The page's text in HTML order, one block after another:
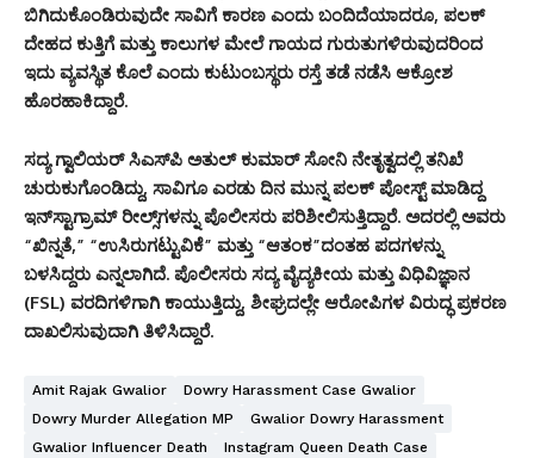
ಬಿಗಿದುಕೊಂಡಿರುವುದೇ ಸಾವಿಗೆ ಕಾರಣ ಎಂದು ಬಂದಿದೆಯಾದರೂ, ಪಲಕ್
ದೇಹದ ಕುತ್ತಿಗೆ ಮತ್ತು ಕಾಲುಗಳ ಮೇಲೆ ಗಾಯದ ಗುರುತುಗಳಿರುವುದರಿಂದ
ಇದು ವ್ಯವಸ್ಥಿತ ಕೊಲೆ ಎಂದು ಕುಟುಂಬಸ್ಥರು ರಸ್ತೆ ತಡೆ ನಡೆಸಿ ಆಕ್ರೋಶ
ಹೊರಹಾಕಿದ್ದಾರೆ.
ಸದ್ಯ ಗ್ವಾಲಿಯರ್ ಸಿಎಸ್‌ಪಿ ಅತುಲ್ ಕುಮಾರ್ ಸೋನಿ ನೇತೃತ್ವದಲ್ಲಿ ತನಿಖೆ
ಚುರುಕುಗೊಂಡಿದ್ದು, ಸಾವಿಗೂ ಎರಡು ದಿನ ಮುನ್ನ ಪಲಕ್ ಪೋಸ್ಟ್ ಮಾಡಿದ್ದ
ಇನ್‌ಸ್ಟಾಗ್ರಾಮ್ ರೀಲ್ಸ್‌ಗಳನ್ನು ಪೊಲೀಸರು ಪರಿಶೀಲಿಸುತ್ತಿದ್ದಾರೆ. ಅದರಲ್ಲಿ ಅವರು
“ಖಿನ್ನತೆ,” “ಉಸಿರುಗಟ್ಟುವಿಕೆ” ಮತ್ತು “ಆತಂಕ”ದಂತಹ ಪದಗಳನ್ನು
ಬಳಸಿದ್ದರು ಎನ್ನಲಾಗಿದೆ. ಪೊಲೀಸರು ಸದ್ಯ ವೈದ್ಯಕೀಯ ಮತ್ತು ವಿಧಿವಿಜ್ಞಾನ
(FSL) ವರದಿಗಳಿಗಾಗಿ ಕಾಯುತ್ತಿದ್ದು, ಶೀಘ್ರದಲ್ಲೇ ಆರೋಪಿಗಳ ವಿರುದ್ಧ ಪ್ರಕರಣ
ದಾಖಲಿಸುವುದಾಗಿ ತಿಳಿಸಿದ್ದಾರೆ.
Amit Rajak Gwalior
Dowry Harassment Case Gwalior
Dowry Murder Allegation MP
Gwalior Dowry Harassment
Gwalior Influencer Death
Instagram Queen Death Case